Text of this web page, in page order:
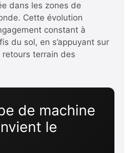
dans les zones de
Cette évolution
constant à
du sol, en s’appuyant sur
retours terrain des
de machine
le